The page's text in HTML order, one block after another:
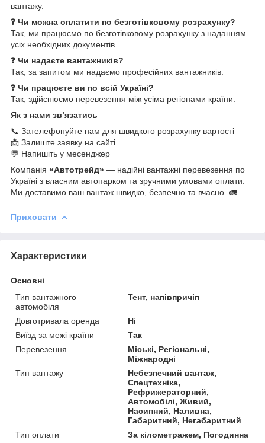
вантажу.
❓ Чи можна оплатити по безготівковому розрахунку?
Так, ми працюємо по безготівковому розрахунку з наданням
усіх необхідних документів.
❓ Чи надаєте вантажників?
Так, за запитом ми надаємо професійних вантажників.
❓ Чи працюєте ви по всій Україні?
Так, здійснюємо перевезення між усіма регіонами країни.
Як з нами зв’язатись
📞 Зателефонуйте нам для швидкого розрахунку вартості
📩 Залиште заявку на сайті
💬 Напишіть у месенджер
Компанія «Автотрейд» — надійні вантажні перевезення по
Україні з власним автопарком та зручними умовами оплати.
Ми доставимо ваш вантаж швидко, безпечно та вчасно. 🚛
Приховати
Характеристики
Основні
Тип вантажного
автомобіля
Тент, напівпричіп
Довготривала оренда
Ні
Виїзд за межі країни
Так
Перевезення
Міські, Регіональні,
Міжнародні
Тип вантажу
Небезпечний вантаж,
Спецтехніка,
Рефрижераторний,
Автомобілі, Живий,
Насипний, Наливна,
Габаритний, Негабаритний
Тип оплати
За кілометражем, Погодинна